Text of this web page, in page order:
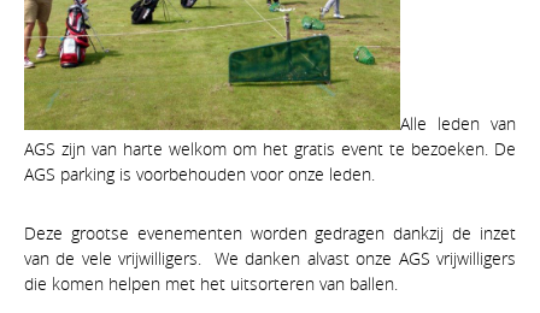
Alle leden van
AGS zijn van harte welkom om het gratis event te bezoeken. De
AGS parking is voorbehouden voor onze leden.
Deze grootse evenementen worden gedragen dankzij de inzet
van de vele vrijwilligers. We danken alvast onze AGS vrijwilligers
die komen helpen met het uitsorteren van ballen.